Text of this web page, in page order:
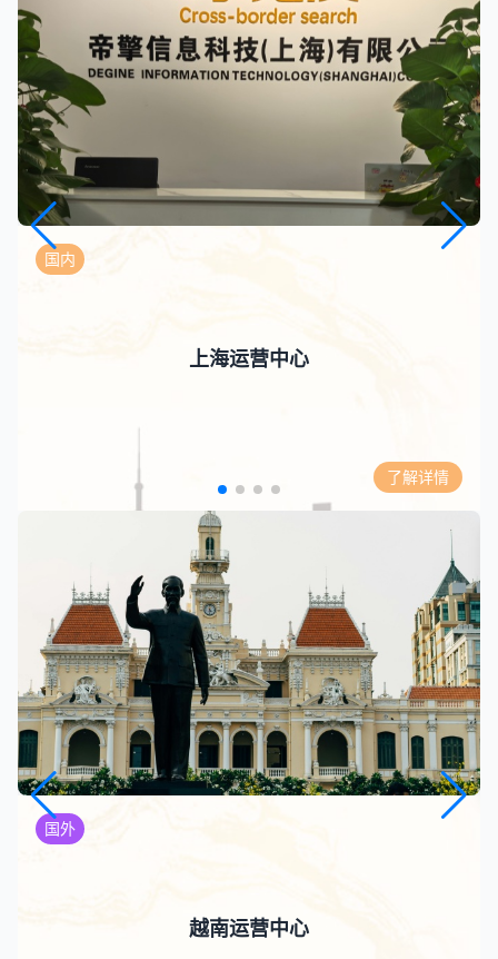
国内
上海运营中心
了解详情
国外
越南运营中心